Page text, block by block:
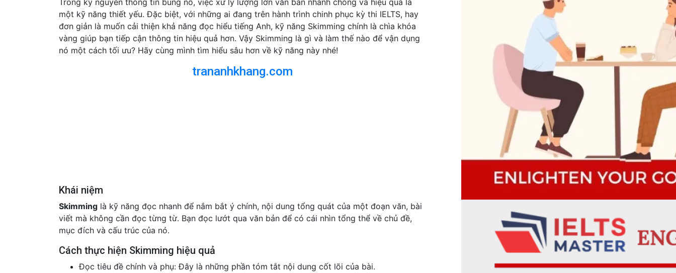
Trong kỷ nguyên thông tin bùng nổ, việc xử lý lượng lớn văn bản nhanh chóng và hiệu quả là
một kỹ năng thiết yếu. Đặc biệt, với những ai đang trên hành trình chinh phục kỳ thi IELTS, hay
đơn giản là muốn cải thiện khả năng đọc hiểu tiếng Anh, kỹ năng Skimming chính là chìa khóa
vàng giúp bạn tiếp cận thông tin hiệu quả hơn. Vậy Skimming là gì và làm thế nào để vận dụng
nó một cách tối ưu? Hãy cùng mình tìm hiểu sâu hơn về kỹ năng này nhé!
trananhkhang.com
Khái niệm
Skimming là kỹ năng đọc nhanh để nắm bắt ý chính, nội dung tổng quát của một đoạn văn, bài
viết mà không cần đọc từng từ. Bạn đọc lướt qua văn bản để có cái nhìn tổng thể về chủ đề,
mục đích và cấu trúc của nó.
Cách thực hiện Skimming hiệu quả
Đọc tiêu đề chính và phụ: Đây là những phần tóm tắt nội dung cốt lõi của bài.